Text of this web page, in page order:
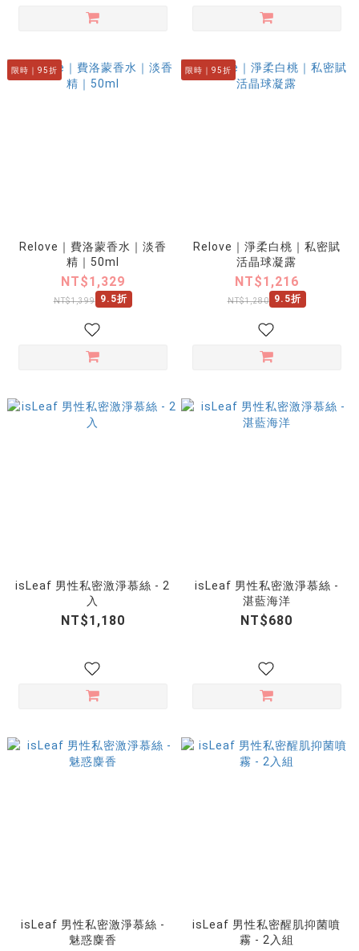
限時｜95折
Relove｜費洛蒙香水｜淡香
精｜50ml
NT$1,329
NT$1,399 9.5折
限時｜95折
Relove｜淨柔白桃｜私密賦
活晶球凝露
NT$1,216
NT$1,280 9.5折
isLeaf 男性私密激淨慕絲 - 2
入
NT$1,180
isLeaf 男性私密激淨慕絲 -
湛藍海洋
NT$680
isLeaf 男性私密激淨慕絲 -
魅惑麋香
isLeaf 男性私密醒肌抑菌噴
霧 - 2入組